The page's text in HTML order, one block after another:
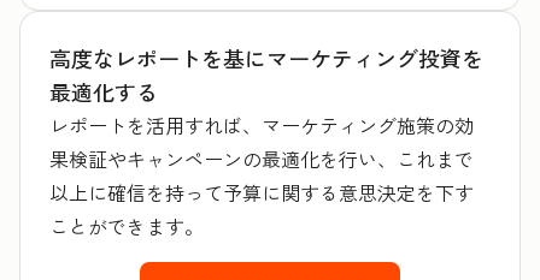
高度なレポートを基にマーケティング投資を
最適化する
レポートを活用すれば、マーケティング施策の効
果検証やキャンペーンの最適化を行い、これまで
以上に確信を持って予算に関する意思決定を下す
ことができます。